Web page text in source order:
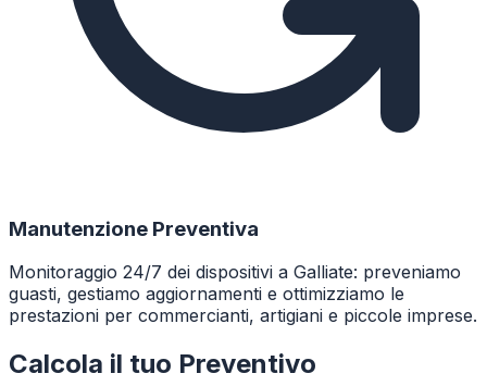
Manutenzione Preventiva
Monitoraggio 24/7 dei dispositivi a Galliate: preveniamo
guasti, gestiamo aggiornamenti e ottimizziamo le
prestazioni per commercianti, artigiani e piccole imprese.
Calcola il tuo Preventivo